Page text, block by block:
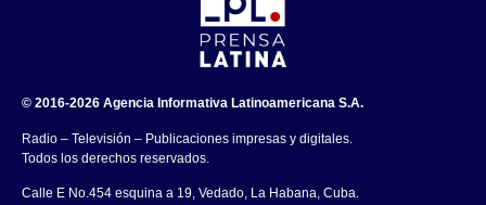
© 2016-2026 Agencia Informativa Latinoamericana S.A.
Radio – Televisión – Publicaciones impresas y digitales.
Todos los derechos reservados.
Calle E No.454 esquina a 19, Vedado, La Habana, Cuba.